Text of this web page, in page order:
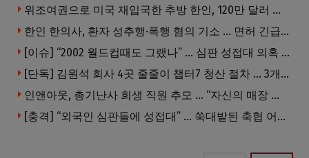
위조여권으로 미국 재입국한 추방 한인, 120만 달러 은행 사기 행각
한인 한의사, 환자 성추행·폭행 혐의 기소 … 면허 긴급정지
[이슈] “2002 월드컵때도 그랬나” … 심판 성접대 의혹 해외로 일파만파, 4강 신화까지 불똥
[단독] 김원석 회사 4곳 줄줄이 챕터7 청산 절차 … 3개 법인 같은 날 동시 파산 신청
인앤아웃, 총기난사 희생 직원 추모 … “자신의 매장 운영이 꿈이었다”
[충격] “외국인 심판들에 성접대” … 쑥대밭된 축협 어디까지 추락하나